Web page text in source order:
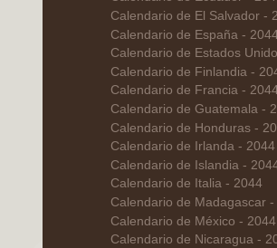
Calendario de El Salvador -
Calendario de España -
Calendario de Estados
Calendario de Finlandia -
Calendario de Francia -
Calendario de Guatemala -
Calendario de Honduras -
Calendario de Irlanda - 2044
Calendario de Islandia -
Calendario de Italia - 2044
Calendario de Madagascar
Calendario de México - 2044
Calendario de Nicaragua -